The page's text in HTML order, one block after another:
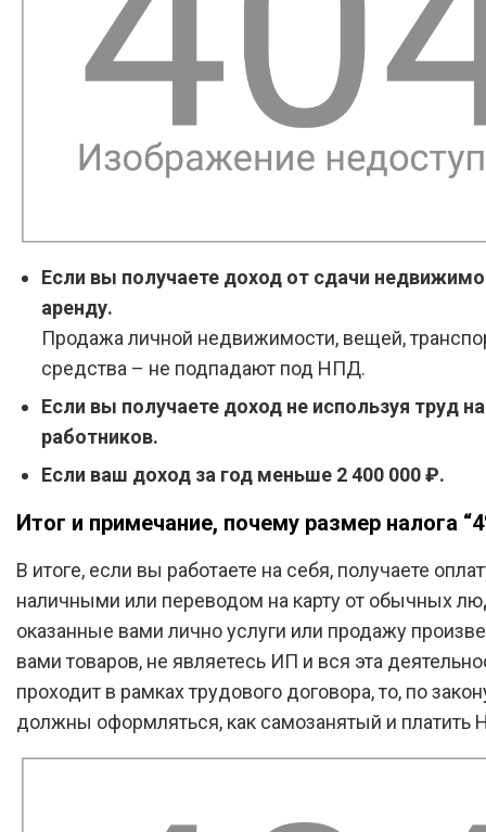
Если вы получаете доход от сдачи
аренду.
Продажа личной недвижимости, вещей,
средства – не подпадают под НПД.
Если вы получаете доход не используя труд
работников.
Если ваш доход за год меньше 2 400 000 ₽.
Итог и примечание, почему размер налога
В итоге, если вы работаете на себя, получаете
наличными или переводом на карту от обычных
оказанные вами лично услуги или продажу
вами товаров, не являетесь ИП и вся эта
проходит в рамках трудового договора, то, по
должны оформляться, как самозанятый и платить